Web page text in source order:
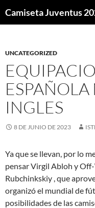
UNCATEGORIZED
INGLES
8 DE JUNIO DE 2023
Ya que se llevan, por lo
pensar Virgil Abloh y
Rubchinkskiy , que
organizó el mundial de
posibilidades de las